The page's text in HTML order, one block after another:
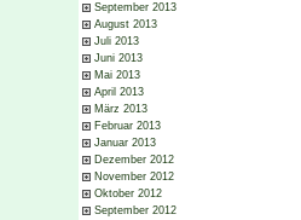
September 2013
August 2013
Juli 2013
Juni 2013
Mai 2013
April 2013
März 2013
Februar 2013
Januar 2013
Dezember 2012
November 2012
Oktober 2012
September 2012